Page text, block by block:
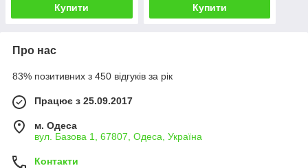
Купити Купити
Про нас
83% позитивних з 450 відгуків за рік
Працює з 25.09.2017
м. Одеса
вул. Базова 1, 67807, Одеса, Україна
Контакти